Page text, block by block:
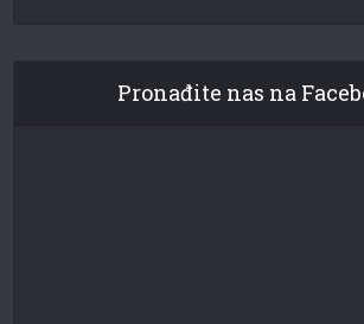
Pronađite nas na